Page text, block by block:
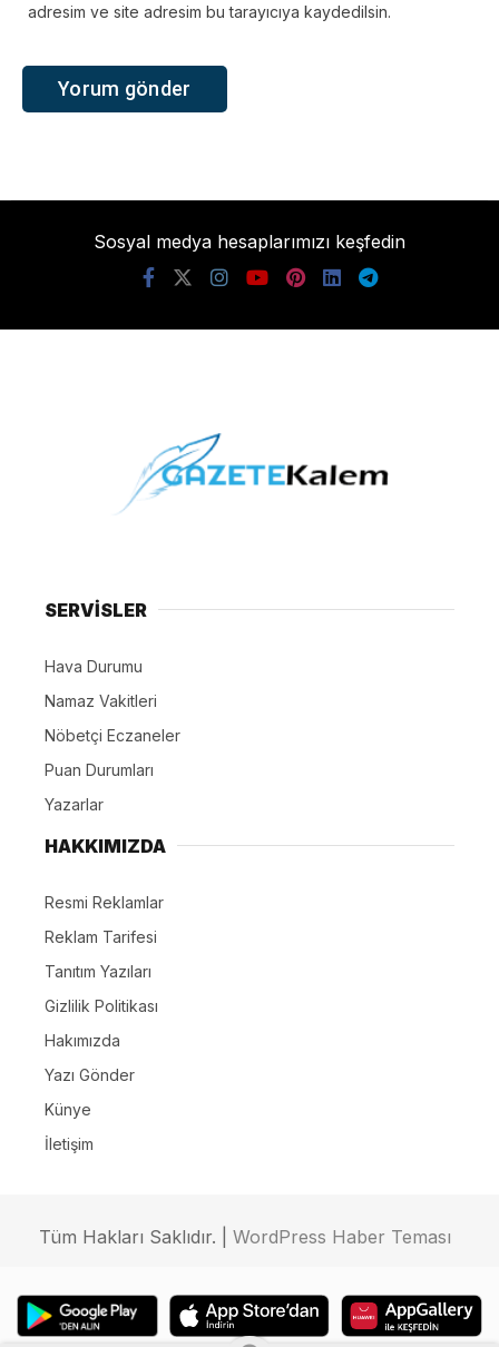
adresim ve site adresim bu tarayıcıya kaydedilsin.
Sosyal medya hesaplarımızı keşfedin
SERVİSLER
Hava Durumu
Namaz Vakitleri
Nöbetçi Eczaneler
Puan Durumları
Yazarlar
HAKKIMIZDA
Resmi Reklamlar
Reklam Tarifesi
Tanıtım Yazıları
Gizlilik Politikası
Hakımızda
Yazı Gönder
Künye
İletişim
Tüm Hakları Saklıdır. | WordPress Haber Teması